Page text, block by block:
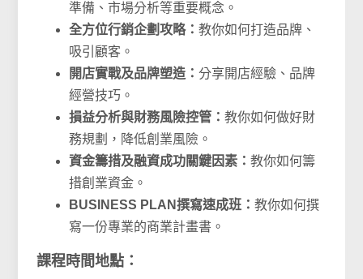
準備、市場分析等重要概念。
全方位行銷企劃攻略：教你如何打造品牌、
吸引顧客。
開店實戰及品牌塑造：分享開店經驗、品牌
經營技巧。
損益分析與財務風險控管：教你如何做好財
務規劃，降低創業風險。
資金籌措及融資成功關鍵因素：教你如何籌
措創業資金。
BUSINESS PLAN撰寫速成班：教你如何撰
寫一份專業的商業計畫書。
課程時間地點：